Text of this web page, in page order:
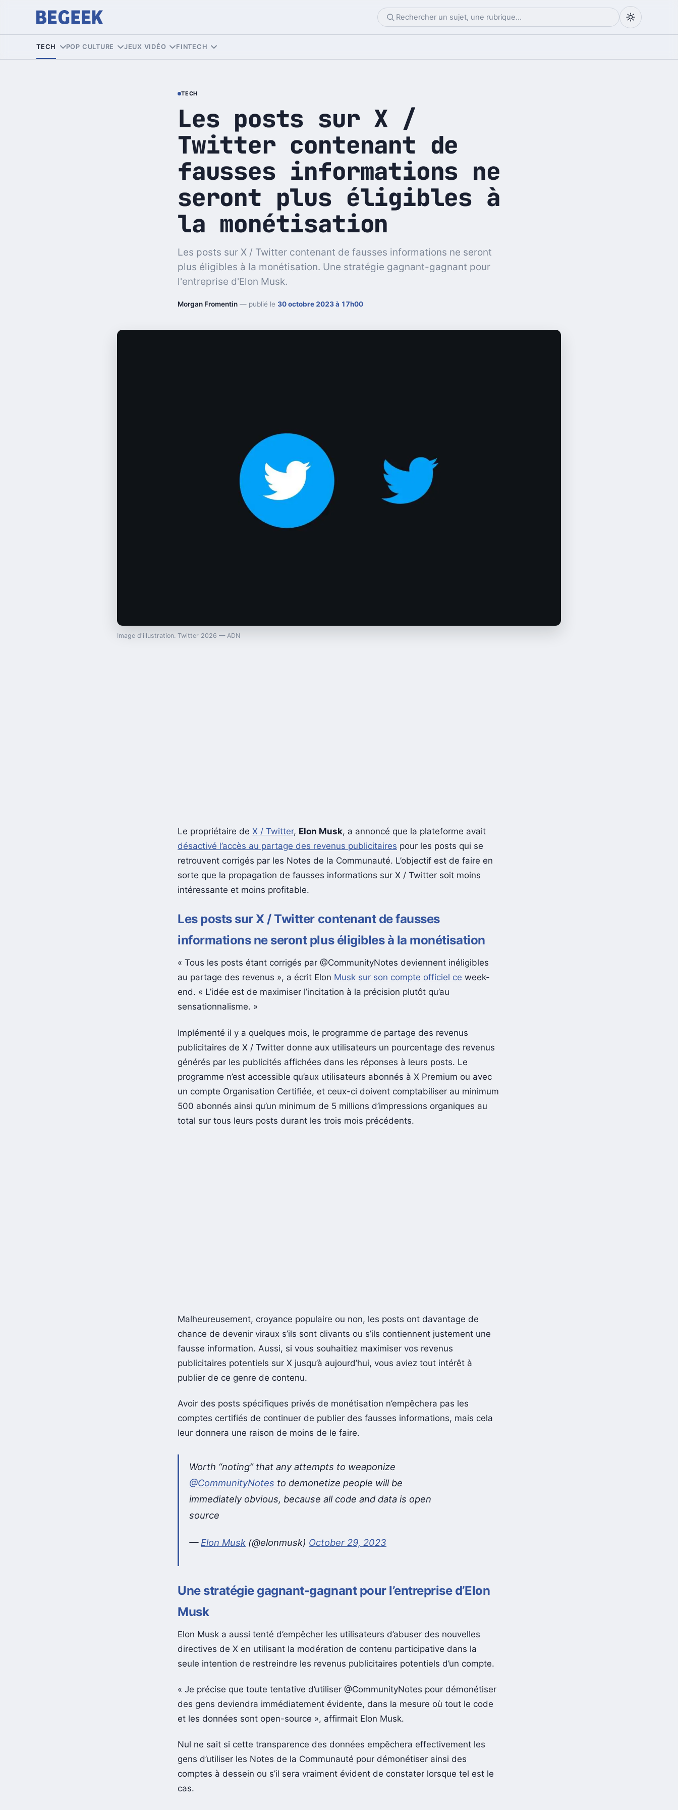
TECH POP CULTURE JEUX VIDÉO FINTECH
TECH
Les posts sur X /
Twitter contenant de
fausses informations ne
seront plus éligibles à
la monétisation
Les posts sur X / Twitter contenant de fausses informations ne seront
plus éligibles à la monétisation. Une stratégie gagnant-gagnant pour
l'entreprise d'Elon Musk.
Morgan Fromentin — publié le 30 octobre 2023 à 17h00
Image d'illustration. Twitter 2026 — ADN
Le propriétaire de X / Twitter, Elon Musk, a annoncé que la plateforme avait
désactivé l’accès au partage des revenus publicitaires pour les posts qui se
retrouvent corrigés par les Notes de la Communauté. L’objectif est de faire en
sorte que la propagation de fausses informations sur X / Twitter soit moins
intéressante et moins profitable.
Les posts sur X / Twitter contenant de fausses
informations ne seront plus éligibles à la monétisation
« Tous les posts étant corrigés par @CommunityNotes deviennent inéligibles
au partage des revenus », a écrit Elon Musk sur son compte officiel ce week-
end. « L’idée est de maximiser l’incitation à la précision plutôt qu’au
sensationnalisme. »
Implémenté il y a quelques mois, le programme de partage des revenus
publicitaires de X / Twitter donne aux utilisateurs un pourcentage des revenus
générés par les publicités affichées dans les réponses à leurs posts. Le
programme n’est accessible qu’aux utilisateurs abonnés à X Premium ou avec
un compte Organisation Certifiée, et ceux-ci doivent comptabiliser au minimum
500 abonnés ainsi qu’un minimum de 5 millions d’impressions organiques au
total sur tous leurs posts durant les trois mois précédents.
Malheureusement, croyance populaire ou non, les posts ont davantage de
chance de devenir viraux s’ils sont clivants ou s’ils contiennent justement une
fausse information. Aussi, si vous souhaitiez maximiser vos revenus
publicitaires potentiels sur X jusqu’à aujourd’hui, vous aviez tout intérêt à
publier de ce genre de contenu.
Avoir des posts spécifiques privés de monétisation n’empêchera pas les
comptes certifiés de continuer de publier des fausses informations, mais cela
leur donnera une raison de moins de le faire.
Worth “noting” that any attempts to weaponize
@CommunityNotes to demonetize people will be
immediately obvious, because all code and data is open
source
— Elon Musk (@elonmusk) October 29, 2023
Une stratégie gagnant-gagnant pour l’entreprise d’Elon
Musk
Elon Musk a aussi tenté d’empêcher les utilisateurs d’abuser des nouvelles
directives de X en utilisant la modération de contenu participative dans la
seule intention de restreindre les revenus publicitaires potentiels d’un compte.
« Je précise que toute tentative d’utiliser @CommunityNotes pour démonétiser
des gens deviendra immédiatement évidente, dans la mesure où tout le code
et les données sont open-source », affirmait Elon Musk.
Nul ne sait si cette transparence des données empêchera effectivement les
gens d’utiliser les Notes de la Communauté pour démonétiser ainsi des
comptes à dessein ou s’il sera vraiment évident de constater lorsque tel est le
cas.